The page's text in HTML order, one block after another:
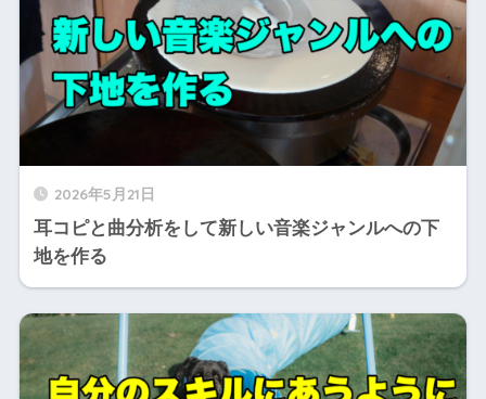
2026年5月21日
耳コピと曲分析をして新しい音楽ジャンルへの下
地を作る